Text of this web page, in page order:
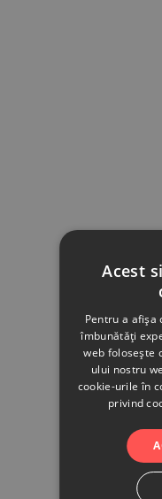
Acest
Pentru a afișa
îmbunătăți
web folosește
ului nostru
cookie-urile în
privind